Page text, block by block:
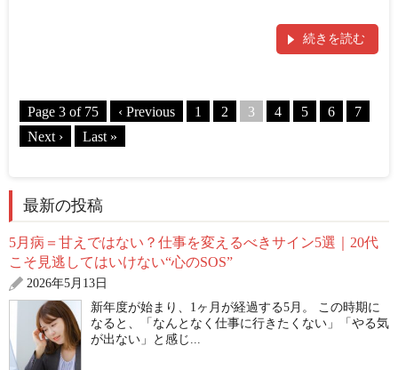
続きを読む
Page 3 of 75 ‹ Previous 1 2 3 4 5 6
7
Next ›
Last »
最新の投稿
5月病＝甘えではない？仕事を変えるべきサイン5選｜20代
こそ見逃してはいけない“心のSOS”
2026年5月13日
新年度が始まり、1ヶ月が経過する5月。 この時期に
なると、「なんとなく仕事に行きたくない」「やる気
が出ない」と感じ...